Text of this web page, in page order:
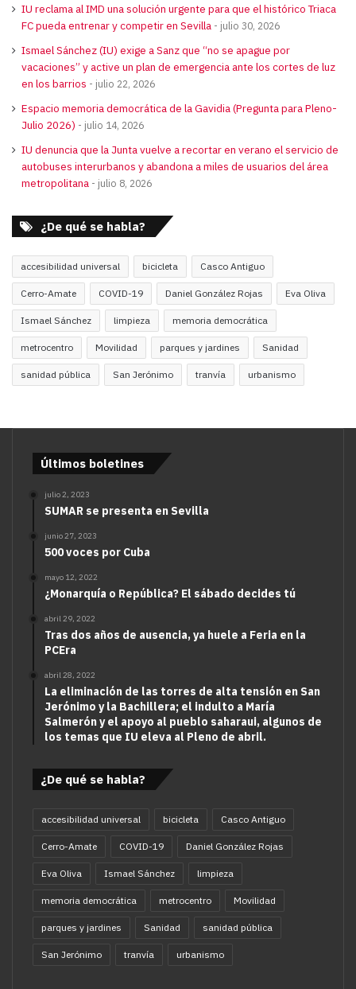
IU reclama al IMD una solución urgente para que el histórico Triaca
FC pueda entrenar y competir en Sevilla
julio 30, 2026
Ismael Sánchez (IU) exige a Sanz que “no se apague por
vacaciones” y active un plan de emergencia ante los cortes de luz
en los barrios
julio 22, 2026
Espacio memoria democrática de la Gavidia (Pregunta para Pleno-
Julio 2026)
julio 14, 2026
IU denuncia que la Junta vuelve a recortar en verano el servicio de
autobuses interurbanos y abandona a miles de usuarios del área
metropolitana
julio 8, 2026
¿De qué se habla?
accesibilidad universal bicicleta Casco Antiguo
Cerro-Amate COVID-19 Daniel González Rojas Eva Oliva
Ismael Sánchez limpieza memoria democrática
metrocentro Movilidad parques y jardines Sanidad
sanidad pública San Jerónimo tranvía urbanismo
Últimos boletines
julio 2, 2023
SUMAR se presenta en Sevilla
junio 27, 2023
500 voces por Cuba
mayo 12, 2022
¿Monarquía o República? El sábado decides tú
abril 29, 2022
Tras dos años de ausencia, ya huele a Feria en la
PCEra
abril 28, 2022
La eliminación de las torres de alta tensión en San
Jerónimo y la Bachillera; el indulto a María
Salmerón y el apoyo al pueblo saharaui, algunos de
los temas que IU eleva al Pleno de abril.
¿De qué se habla?
accesibilidad universal bicicleta Casco Antiguo
Cerro-Amate COVID-19 Daniel González Rojas
Eva Oliva Ismael Sánchez limpieza
memoria democrática metrocentro Movilidad
parques y jardines Sanidad sanidad pública
San Jerónimo tranvía urbanismo